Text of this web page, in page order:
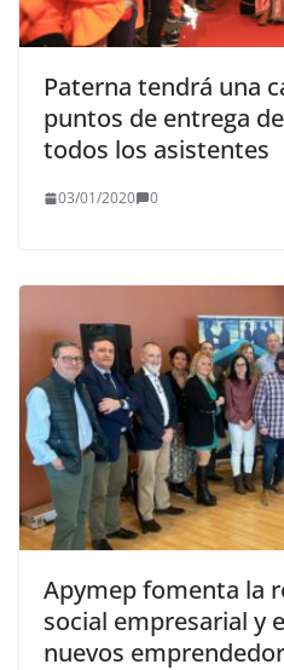
Paterna tendrá una
puntos de entrega
todos los asistentes
03/01/2020 0
Apymep fomenta la
social empresarial y
nuevos